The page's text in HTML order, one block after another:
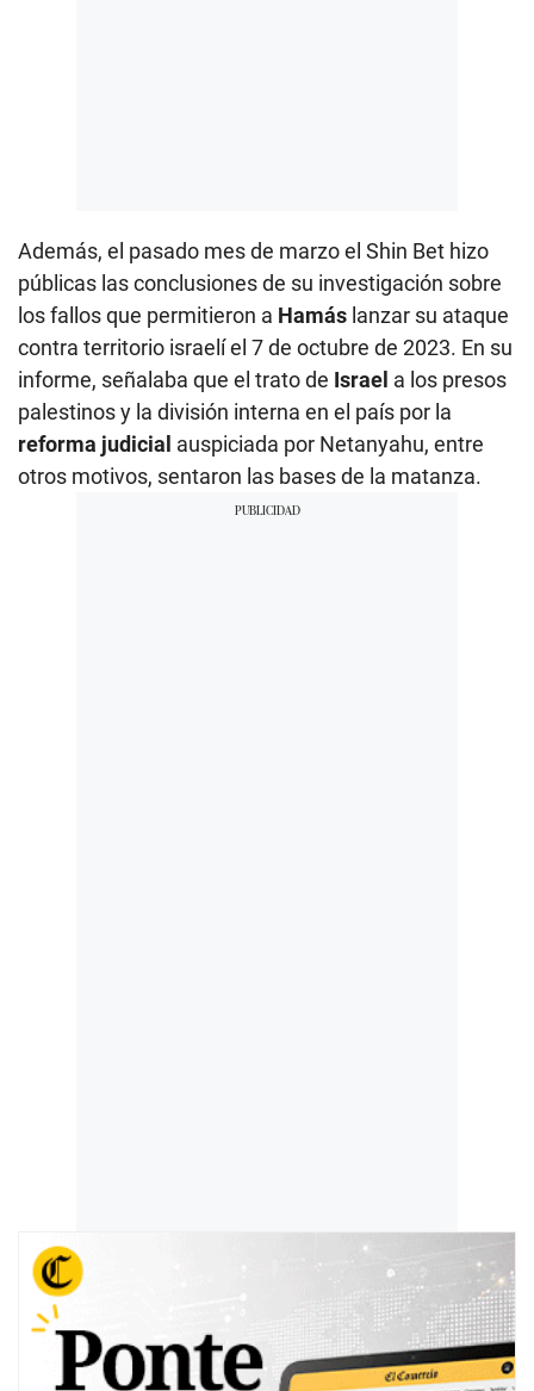
Además, el pasado mes de marzo el Shin Bet hizo
públicas las conclusiones de su investigación sobre
los fallos que permitieron a Hamás lanzar su ataque
contra territorio israelí el 7 de octubre de 2023. En su
informe, señalaba que el trato de Israel a los presos
palestinos y la división interna en el país por la
reforma judicial auspiciada por Netanyahu, entre
otros motivos, sentaron las bases de la matanza.